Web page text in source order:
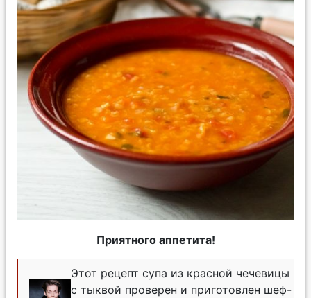
Приятного аппетита!
Этот рецепт супа из красной чечевицы
с тыквой проверен и приготовлен шеф-